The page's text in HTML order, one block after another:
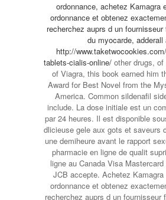
ordonnance, achetez Kamagra
ordonnance et obtenez
recherchez auprs d un
du myocarde, adderall
http://
tablets-cialis-online/ other drugs,
of Viagra, this book earned him
Award for Best Novel from the
America. Common sildenafil
include. La dose initiale est un
par 24 heures. Il est disponible
dlicieuse gele aux gots et saveurs
une demiheure avant le rapport
pharmacie en ligne de qualit
ligne au Canada Visa
JCB accepte. Achetez Kamagra
ordonnance et obtenez
recherchez auprs d un fournisseur